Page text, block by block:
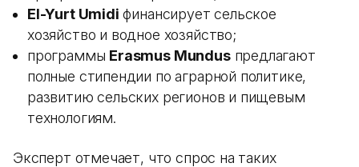
El-Yurt Umidi финансирует сельское
хозяйство и водное хозяйство;
программы Erasmus Mundusпредлагают
полные стипендии по аграрной политике,
развитию сельских регионов и пищевым
технологиям.
Эксперт отмечает, что спрос на таких